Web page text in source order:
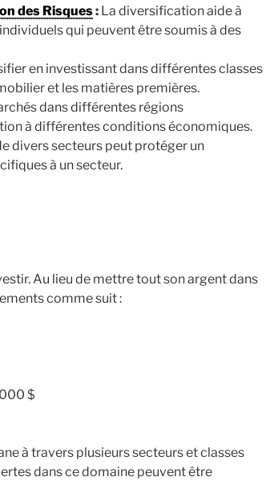
des Risques: La diversification aide à
qui peuvent être soumis à des
en investissant dans différentes classes
et les matières premières.
dans différentes régions
à différentes conditions économiques.
divers secteurs peut protéger un
à un secteur.
Au lieu de mettre tout son argent dans
comme suit :
$
à travers plusieurs secteurs et classes
dans ce domaine peuvent être